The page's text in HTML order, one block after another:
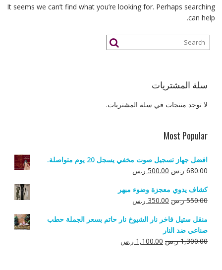
It seems we can’t find what you’re looking for. Perhaps searching
can help.
سلة المشتريات
لا توجد منتجات في سلة المشتريات.
Most Popular
افضل جهاز تسجيل صوت مخفي يسجل 20 يوم متواصلة.
680.00 ر.س السعر
هو:
680.00 ر.س.
500.00 ر.سالسعر
هو:
500.00 ر.س.
كشاف يدوي معجزة وضوء مبهر
550.00 ر.س السعر
هو:
550.00 ر.س.
350.00 ر.سالسعر
هو:
منقل ستيل فاخر نار الشيوخ نار حاتم بسعر الجملة حطب
صناعي ضد النار
1,300.00 ر.س السعر
1,100.00 ر.سالسعر